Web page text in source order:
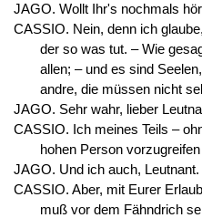
JAGO. Wollt Ihr's nochmals
CASSIO. Nein, denn ich
der so was tut. – Wie
allen; – und es sind
andre, die müssen nicht
JAGO. Sehr wahr, lieber
CASSIO. Ich meines Teils –
hohen Person
JAGO. Und ich auch, Leutnant.
CASSIO. Aber, mit Eurer
muß vor dem Fähndrich